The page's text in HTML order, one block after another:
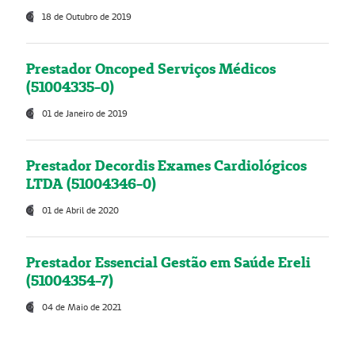
18 de Outubro de 2019
Prestador Oncoped Serviços Médicos
(51004335-0)
01 de Janeiro de 2019
Prestador Decordis Exames Cardiológicos
LTDA (51004346-0)
01 de Abril de 2020
Prestador Essencial Gestão em Saúde Ereli
(51004354-7)
04 de Maio de 2021